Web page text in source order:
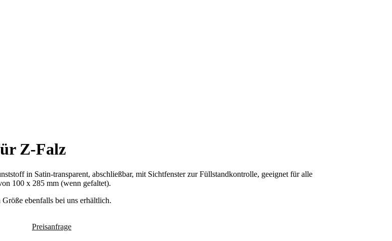
Z-Falz
in Satin-transparent, abschließbar, mit Sichtfenster zur Füllstandkontrolle, geeignet für alle
100 x 285 mm (wenn gefaltet).
ebenfalls bei uns erhältlich.
Preisanfrage